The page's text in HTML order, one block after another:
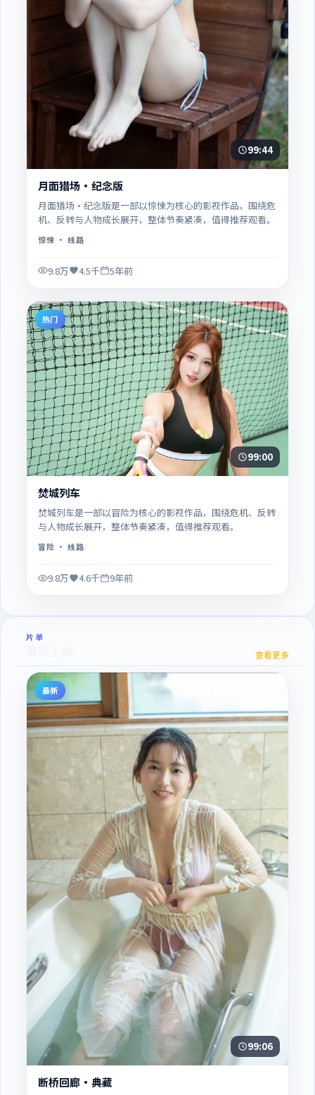
99:44
月面猎场·纪念版
月面猎场·纪念版是一部以惊悚为核心的影视作品，围绕危
机、反转与人物成长展开，整体节奏紧凑，值得推荐观看。
惊悚 · 线路
9.8万 4.5千 5年前
热门
99:00
焚城列车
焚城列车是一部以冒险为核心的影视作品，围绕危机、反转
与人物成长展开，整体节奏紧凑，值得推荐观看。
冒险 · 线路
9.8万 4.6千 9年前
片单
查看更多
最新
99:06
断桥回廊·典藏